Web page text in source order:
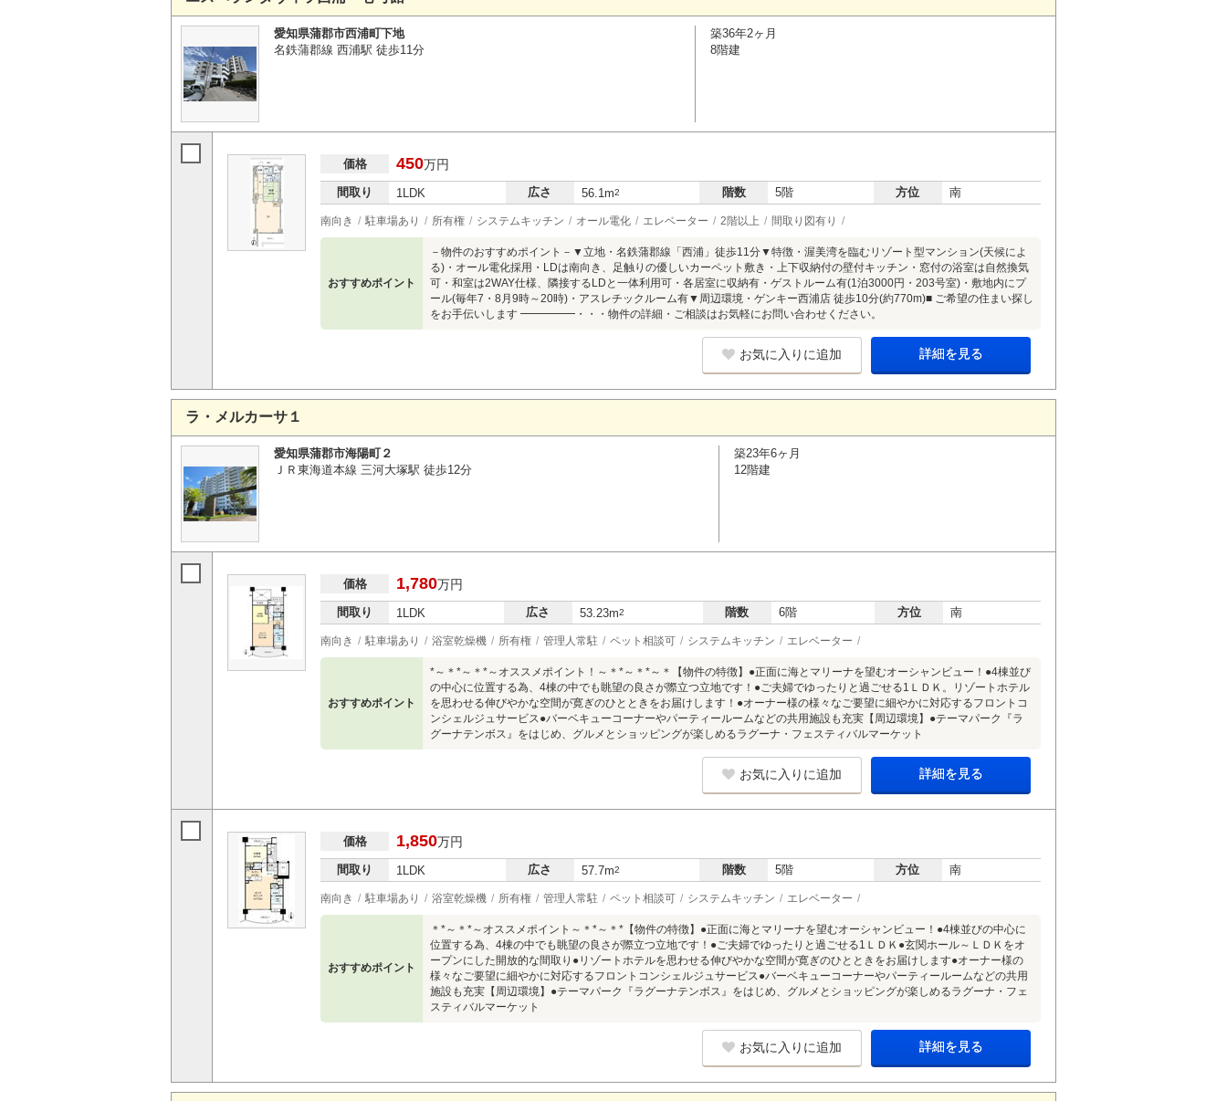
愛知県蒲郡市西浦町下地
名鉄蒲郡線 西浦駅 徒歩11分
築36年2ヶ月
8階建
価格 450万円
間取り 1LDK 広さ 56.1m2 階数 5階 方位 南
南向き 駐車場あり 所有権 システムキッチン オール電化 エレベーター 2階以上 間取り図有り
おすすめポイント
－物件のおすすめポイント－▼立地・名鉄蒲郡線「西浦」徒歩11分▼特徴・渥美湾を臨むリゾート型マンション(天候によ
る)・オール電化採用・LDは南向き、足触りの優しいカーペット敷き・上下収納付の壁付キッチン・窓付の浴室は自然換気
可・和室は2WAY仕様、隣接するLDと一体利用可・各居室に収納有・ゲストルーム有(1泊3000円・203号室)・敷地内にプ
ール(毎年7・8月9時～20時)・アスレチックルーム有▼周辺環境・ゲンキー西浦店 徒歩10分(約770m)■ ご希望の住まい探し
をお手伝いします ━━━━━・・・物件の詳細・ご相談はお気軽にお問い合わせください。
お気に入りに追加 詳細を見る
ラ・メルカーサ１
愛知県蒲郡市海陽町２
ＪＲ東海道本線 三河大塚駅 徒歩12分
築23年6ヶ月
12階建
価格 1,780万円
間取り 1LDK 広さ 53.23m2 階数 6階 方位 南
南向き 駐車場あり 浴室乾燥機 所有権 管理人常駐 ペット相談可 システムキッチン エレベーター
おすすめポイント
*～＊*～＊*～オススメポイント！～＊*～＊*～＊【物件の特徴】●正面に海とマリーナを望むオーシャンビュー！●4棟並び
の中心に位置する為、4棟の中でも眺望の良さが際立つ立地です！●ご夫婦でゆったりと過ごせる1ＬＤＫ。リゾートホテル
を思わせる伸びやかな空間が寛ぎのひとときをお届けします！●オーナー様の様々なご要望に細やかに対応するフロントコ
ンシェルジュサービス●バーベキューコーナーやパーティールームなどの共用施設も充実【周辺環境】●テーマパーク『ラ
グーナテンボス』をはじめ、グルメとショッピングが楽しめるラグーナ・フェスティバルマーケット
お気に入りに追加 詳細を見る
価格 1,850万円
間取り 1LDK 広さ 57.7m2 階数 5階 方位 南
南向き 駐車場あり 浴室乾燥機 所有権 管理人常駐 ペット相談可 システムキッチン エレベーター
おすすめポイント
＊*～＊*～オススメポイント～＊*～＊*【物件の特徴】●正面に海とマリーナを望むオーシャンビュー！●4棟並びの中心に
位置する為、4棟の中でも眺望の良さが際立つ立地です！●ご夫婦でゆったりと過ごせる1ＬＤＫ●玄関ホール～ＬＤＫをオ
ープンにした開放的な間取り●リゾートホテルを思わせる伸びやかな空間が寛ぎのひとときをお届けします●オーナー様の
様々なご要望に細やかに対応するフロントコンシェルジュサービス●バーベキューコーナーやパーティールームなどの共用
施設も充実【周辺環境】●テーマパーク『ラグーナテンボス』をはじめ、グルメとショッピングが楽しめるラグーナ・フェ
スティバルマーケット
お気に入りに追加 詳細を見る